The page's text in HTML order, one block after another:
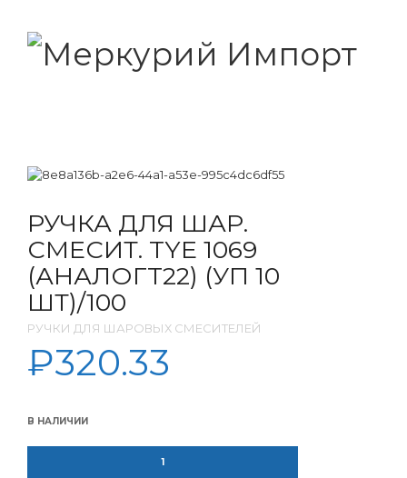
РУЧКА ДЛЯ ШАР.
СМЕСИТ. TYE 1069
(АНАЛОГT22) (УП 10
ШТ)/100
РУЧКИ ДЛЯ ШАРОВЫХ СМЕСИТЕЛЕЙ
₽320.33
В НАЛИЧИИ